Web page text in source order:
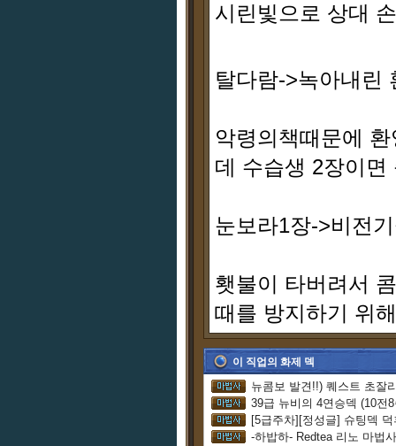
시린빛으로 상대
탈다람->녹아내린
악령의책때문에
데 수습생 2장이
눈보라1장->비전
횃불이 타버려서
때를 방지하기 위
이 직업의 화제 덱
뉴콤보 발견!!) 퀘스트 초잘
39급 뉴비의 4연승덱 (10전
-하밥하- Redtea 리노 마법사